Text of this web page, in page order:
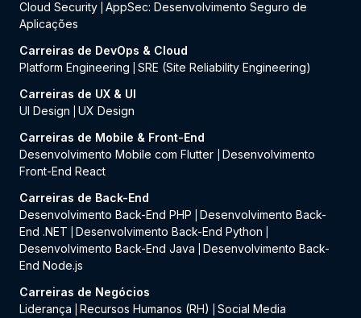
Cloud Security AppSec: Desenvolvimento Seguro de
Aplicações
Carreiras de DevOps & Cloud
Platform Engineering
SRE (Site Reliability Engineering)
Carreiras de UX & UI
UI Design
UX Design
Carreiras de Mobile & Front-End
Desenvolvimento Mobile com Flutter
Desenvolvimento
Front-End React
Carreiras de Back-End
Desenvolvimento Back-End PHP
Desenvolvimento Back-
End .NET
Desenvolvimento Back-End Python
Desenvolvimento Back-End Java
Desenvolvimento Back-
End Node.js
Carreiras de Negócios
Liderança
Recursos Humanos (RH)
Social Media